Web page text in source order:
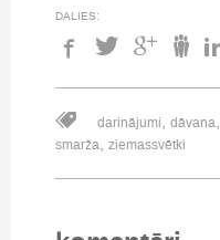
DALIES:
darinājumi, dāvana,
smarža, ziemassvētki